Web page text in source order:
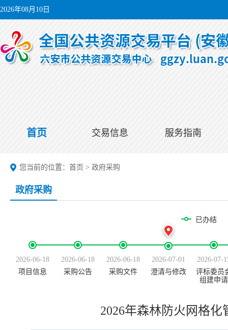
2026年08月10日
首页 交易信息 服务指南
您当前的位置： 首页 > 政府采购
政府采购
已办结
2026-06-18
项目信息
2026-06-18
采购公告
2026-06-18
采购文件
2026-07-01
澄清与修改
2026-07-
评标委员
组建申请
2026年森林防火网格